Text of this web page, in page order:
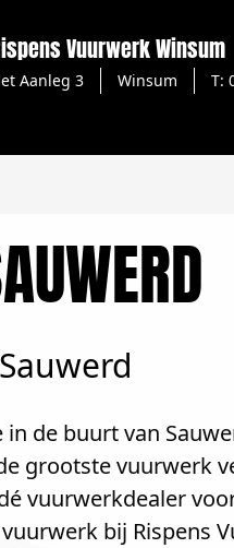
Vuurwerk Winsum
Aanleg 3 Winsum T:
de buurt van
grootste vuurwerk
vuurwerkdealer
bij Rispens